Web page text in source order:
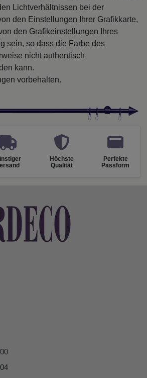
Lichtverhältnissen bei der
den Einstellungen Ihrer Grafikkarte,
den Grafikeinstellungen Ihres
sein, so dass die Farbe des
nicht authentisch
kann.
vorbehalten.
Höchste
Qualität
Perfekte
Passform